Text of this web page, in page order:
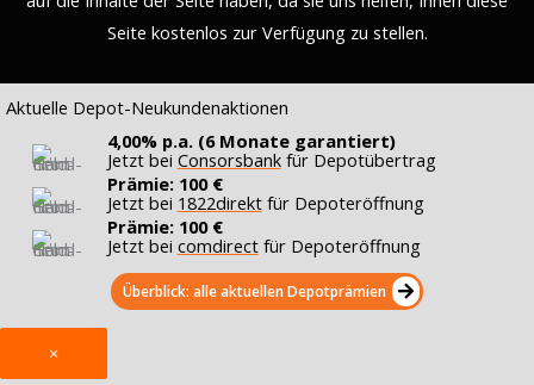
Seite kostenlos zur Verfügung zu stellen.
Aktuelle Depot-Neukundenaktionen
4,00% p.a. (6 Monate garantiert)
Jetzt bei Consorsbankfür Depotübertrag
Prämie: 100 €
Jetzt bei 1822direktfür Depoteröffnung
Prämie: 100 €
Jetzt bei comdirectfür Depoteröffnung
Überblick: alle aktuellen Depotprämien
×